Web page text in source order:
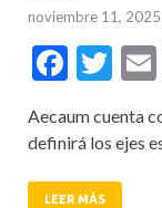
noviembre 11, 2025
Aecaum cuenta
definirá los ejes
LEER MÁS